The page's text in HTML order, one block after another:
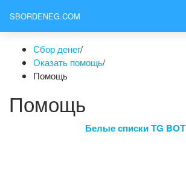
SBORDENEG.COM
Сбор денег/
Оказать помощь/
Помощь
Помощь
Белые списки TG BOT